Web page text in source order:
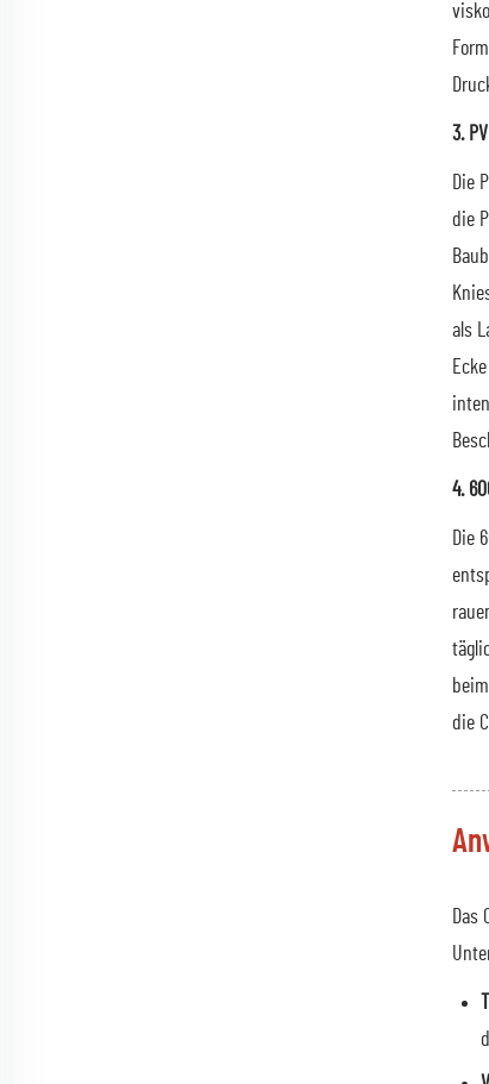
3.
Die
die
als
4.
Die
die
Das